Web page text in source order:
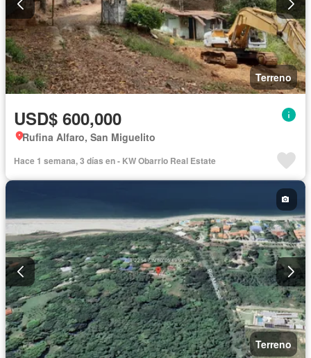
Terreno
USD$ 600,000
Rufina Alfaro, San Miguelito
Hace 1 semana, 3 días en - KW Obarrio Real Estate
Terreno